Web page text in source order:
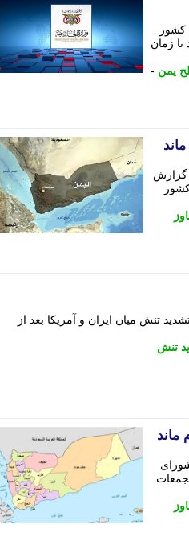
کشور
زمان
یمن -
گزارش
تنش میان ایران و آمریکا بعد از
تنش
ماند